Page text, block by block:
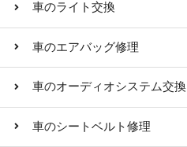
車のライト交換
車のエアバッグ修理
車のオーディオシステム交換
車のシートベルト修理